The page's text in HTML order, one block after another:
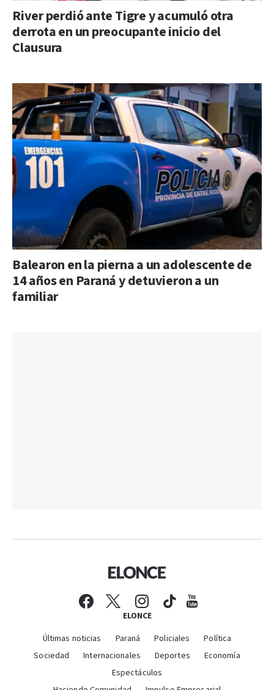
River perdió ante Tigre y acumuló otra
derrota en un preocupante inicio del
Clausura
Balearon en la pierna a un adolescente de
14 años en Paraná y detuvieron a un
familiar
ELONCE
Últimas noticias Paraná Policiales
Política
Sociedad
Internacionales Deportes
Economía
Espectáculos